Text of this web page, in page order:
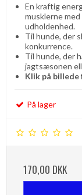
En kraftig
musklerne
udholdenhed.
Til hunde, der
konkurrence.
Til hunde, der
jagtsæsonen
Klik på billede
På lager
170,00 DKK